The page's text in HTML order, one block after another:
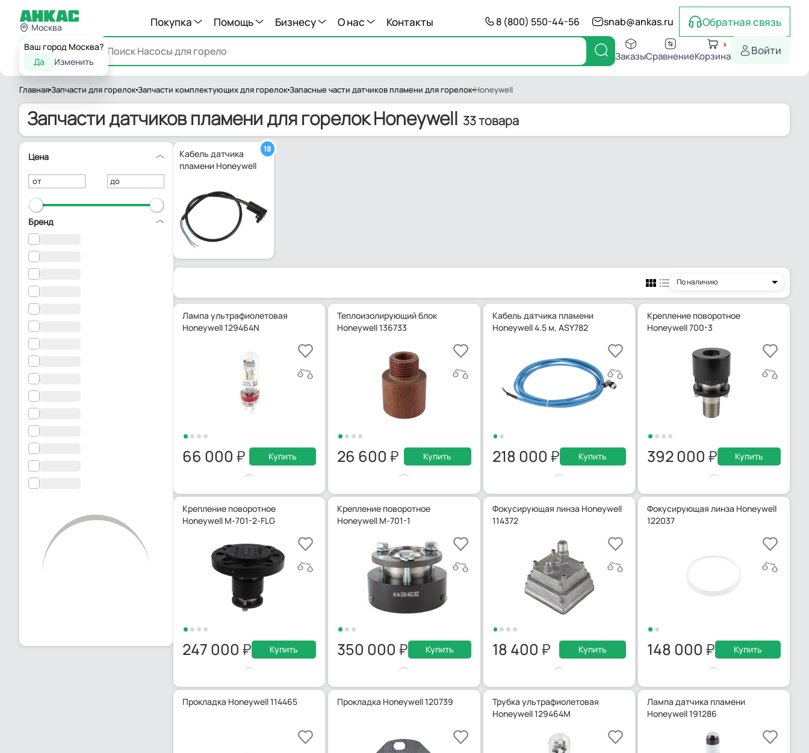
Москва
Ваш город Москва?
Да
Изменить
Покупка Помощь Бизнесу О нас Контакты 8 (800) 550-44-56 snab@ankas.ru Обратная связь
Каталог ЗаказыСравнениеКорзина Войти
ГлавнаяЗапчасти для горелокЗапчасти комплектующих для горелокЗапасные части датчиков пламени для горелок Honeywell
Запчасти датчиков пламени для горелок Honeywell 33 товара
Цена
от до
Бренд
Кабель датчика
пламени Honeywell
18
По наличию
Лампа ультрафиолетовая
Honeywell 129464N
66 000 Купить
Теплоизолирующий блок
Honeywell 136733
26 600 Купить
Кабель датчика пламени
Honeywell 4.5 м, ASY782
218 000 Купить
Крепление поворотное
Honeywell 700-3
392 000 Купить
Крепление поворотное
Honeywell M-701-2-FLG
247 000 Купить
Крепление поворотное
Honeywell M-701-1
350 000 Купить
Фокусирующая линза Honeywell
114372
18 400 Купить
Фокусирующая линза Honeywell
122037
148 000 Купить
Прокладка Honeywell 114465 Прокладка Honeywell 120739
Трубка ультрафиолетовая
Honeywell 129464M
Лампа датчика пламени
Honeywell 191286